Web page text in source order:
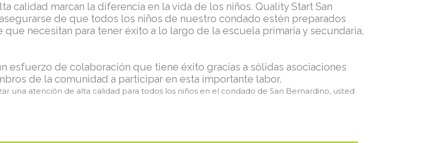
calidad marcan la diferencia en la vida de los niños. Quality Start San
de que todos los niños de nuestro condado estén preparados
que necesitan para tener éxito a lo largo de la escuela primaria y secundaria,
esfuerzo de colaboración que tiene éxito gracias a sólidas asociaciones
de la comunidad a participar en esta importante labor.
una atención de alta calidad para todos los niños en el condado de San Bernardino, usted